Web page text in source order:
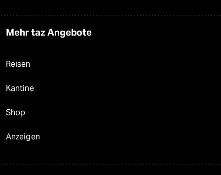
Mehr taz Angebote
Reisen
Kantine
Shop
Anzeigen